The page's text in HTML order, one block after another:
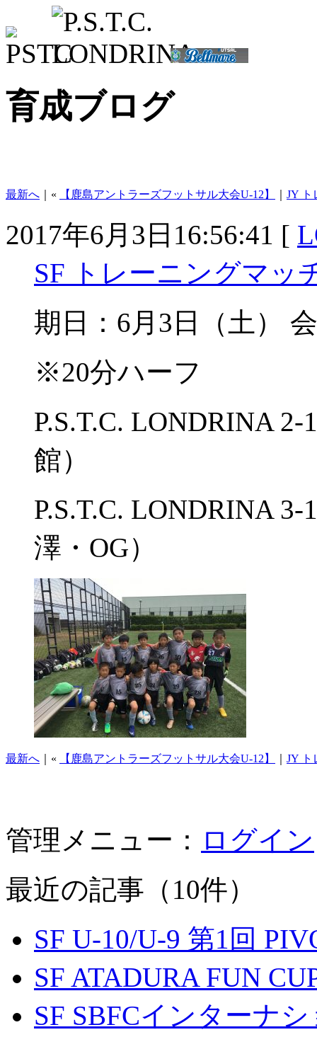
育成ブログ
最新へ ｜« 【鹿島アントラーズフットサル大会U-12】 JY ト
2017年6月3日16:56:41 [
SF トレーニングマッ
期日：6月3日（土）
※20分ハーフ
P.S.T.C. LONDRINA
館）
P.S.T.C. LONDRINA
澤・OG）
最新へ ｜« 【鹿島アントラーズフットサル大会U-12】 JY ト
管理メニュー： ログイン
最近の記事（10件）
SF U-10/U-9 第1回
SF ATADURA FUN
SF SBFCインターナ